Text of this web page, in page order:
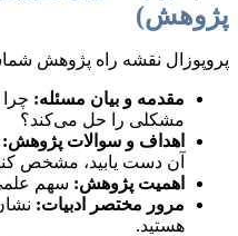
پژوهش)
پروپوزال نقشه راه پژوهش
مقدمه و بیان مسئله:
مشکلی را حل می‌کند؟
اهداف و سوالات پژوهش:
آن دست یابید، مشخص
اهمیت پژوهش: سهم
مرور مختصر ادبیات:
هستید.